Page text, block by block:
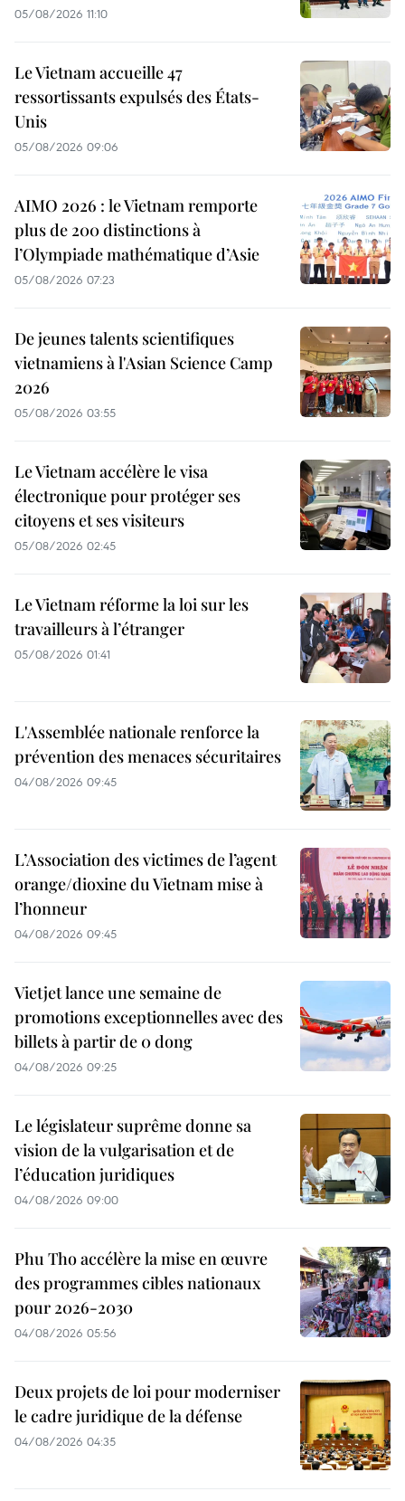
05/08/2026 11:10
Le Vietnam accueille 47
ressortissants expulsés des États-
Unis
05/08/2026 09:06
AIMO 2026 : le Vietnam remporte
plus de 200 distinctions à
l’Olympiade mathématique d’Asie
05/08/2026 07:23
De jeunes talents scientifiques
vietnamiens à l'Asian Science Camp
2026
05/08/2026 03:55
Le Vietnam accélère le visa
électronique pour protéger ses
citoyens et ses visiteurs
05/08/2026 02:45
Le Vietnam réforme la loi sur les
travailleurs à l’étranger
05/08/2026 01:41
L'Assemblée nationale renforce la
prévention des menaces sécuritaires
04/08/2026 09:45
L’Association des victimes de l’agent
orange/dioxine du Vietnam mise à
l’honneur
04/08/2026 09:45
Vietjet lance une semaine de
promotions exceptionnelles avec des
billets à partir de 0 dong
04/08/2026 09:25
Le législateur suprême donne sa
vision de la vulgarisation et de
l’éducation juridiques
04/08/2026 09:00
Phu Tho accélère la mise en œuvre
des programmes cibles nationaux
pour 2026-2030
04/08/2026 05:56
Deux projets de loi pour moderniser
le cadre juridique de la défense
04/08/2026 04:35